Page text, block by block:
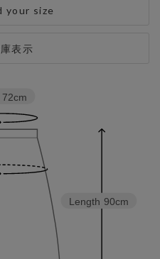
表示
your size
Length 90cm
72cm